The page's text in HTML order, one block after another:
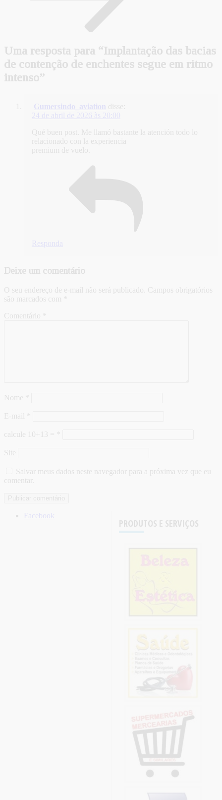
Uma resposta para “Implantação das bacias
de contenção de enchentes segue em ritmo
intenso”
Gumersindo_aviation disse:
24 de abril de 2026 às 20:00
Qué buen post. Me llamó bastante la atención todo lo
relacionado con la experiencia
premium de vuelo.
Responda
Deixe um comentário
O seu endereço de e-mail não será publicado. Campos obrigatórios
são marcados com
Comentário
Nome
E-mail
calcule 10+13 =
Site
Salvar meus dados neste navegador para a próxima vez que eu
comentar.
PRODUTOS E SERVIÇOS
Facebook